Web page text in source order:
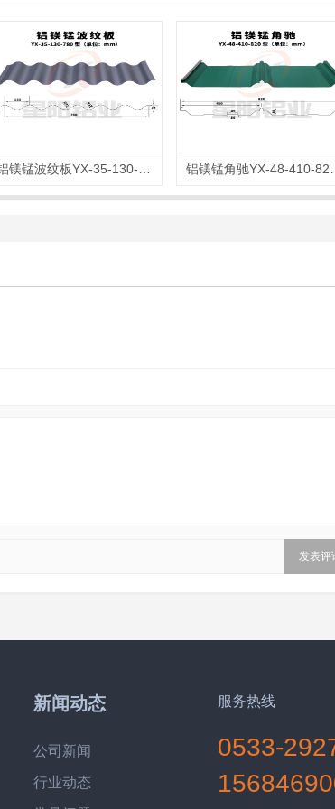
新闻动态
公司新闻
行业动态
服务热线
0533-